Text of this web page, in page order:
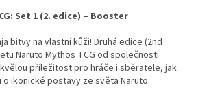
Set 1 (2. edice) – Booster
bitvy na vlastní kůži! Druhá edice (2nd
Naruto Mythos TCG od společnosti
příležitost pro hráče i sběratele, jak
ikonické postavy ze světa Naruto